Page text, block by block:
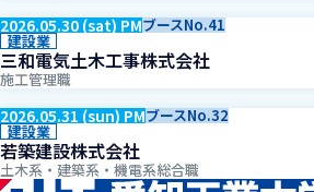
2026.05.30 (sat) PMブースNo.41
建設業
三和電気土木工事株式会社
施工管理職
2026.05.31 (sun) PMブースNo.32
建設業
若築建設株式会社
土木系・建築系・機電系総合職